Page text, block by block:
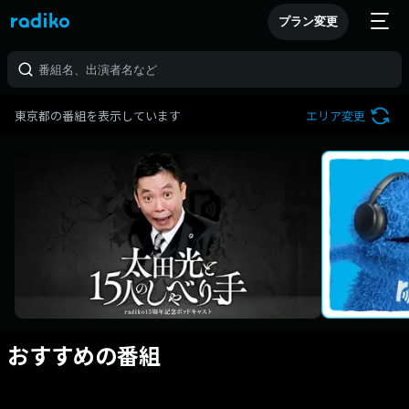
プラン変更
東京都の番組を表示しています エリア変更
おすすめの番組